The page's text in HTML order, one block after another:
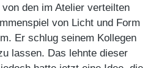
den im Atelier verteilten
von Licht und Form
Er schlug seinem Kollegen
lassen. Das lehnte dieser